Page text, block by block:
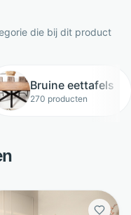
die bij dit product
Bruine eettafels
270 producten